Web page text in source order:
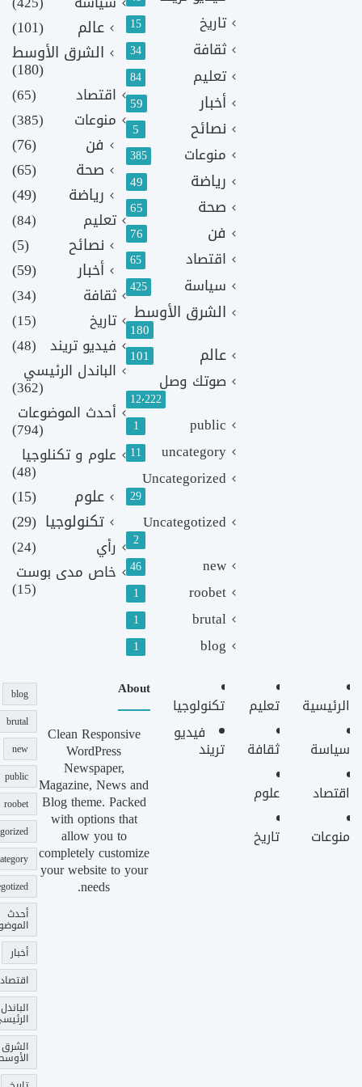
تاريخ 15
ثقافة 34
تعليم 84
أخبار 59
نصائح 5
منوعات 385
رياضة 49
صحة 65
فن 76
اقتصاد 65
سياسة 425
الشرق الأوسط
180
عالم 101
صوتك وصل
12٬222
public
1
uncategory
11
Uncategorized
29
Uncategotized
2
new
46
roobet
1
brutal
1
blog
1
عالم
(101)
الشرق الأوسط
(180)
اقتصاد
(65)
منوعات
(385)
فن
(76)
صحة
(65)
رياضة
(49)
تعليم (84)
نصائح
(5)
أخبار
(59)
ثقافة
(34)
تاريخ
(15)
فيديو تريند (48)
الباندل الرئيسي
(362)
أحدث الموضوعات
(794)
علوم و تكنلوجيا
(48)
علوم
(15)
تكنولوجيا (29)
رأي
(24)
خاص مدى بوست
(15)
الرئيسية
سياسة
اقتصاد
منوعات
تعليم
ثقافة
علوم
تاريخ
تكنولوجيا
فيديو
تريند
About
Clean Responsive
WordPress
Newspaper,
Magazine, News and
Blog theme. Packed
with options that
allow you to
completely customize
your website to your
needs.
blog
brutal
new
public
roobet
أحدث
أخبار
اقتصاد
الباندل
الشرق